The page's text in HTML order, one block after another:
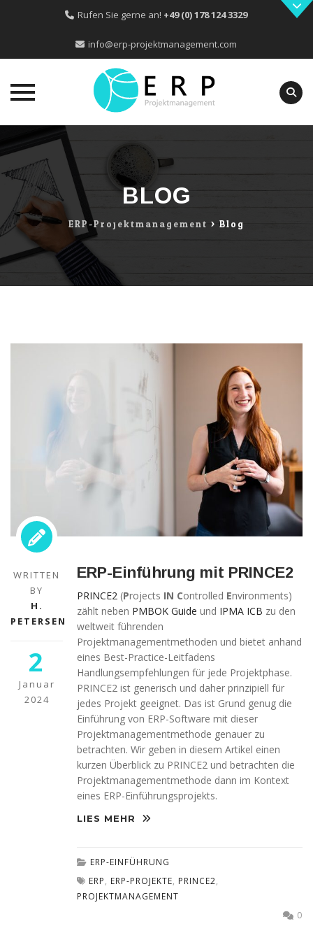
Rufen Sie gerne an! +49 (0) 178 124 3329
info@erp-projektmanagement.com
to
content
BLOG
ERP-Projektmanagement > Blog
WRITTEN
BY
H.
PETERSEN
2
Januar
2024
ERP-Einführung mit PRINCE2
PRINCE2 (Projects IN Controlled Environments)
zählt neben PMBOK Guide und IPMA ICB zu den
weltweit führenden
Projektmanagementmethoden und bietet anhand
eines Best-Practice-Leitfadens
Handlungsempfehlungen für jede Projektphase.
PRINCE2 ist generisch und daher prinzipiell für
jedes Projekt geeignet. Das ist Grund genug die
Einführung von ERP-Software mit dieser
Projektmanagementmethode genauer zu
betrachten. Wir geben in diesem Artikel einen
kurzen Überblick zu PRINCE2 und betrachten die
Projektmanagementmethode dann im Kontext
eines ERP-Einführungsprojekts.
LIES MEHR
ERP-EINFÜHRUNG
ERP, ERP-PROJEKTE, PRINCE2,
PROJEKTMANAGEMENT
0
notwendige
optional,
sondern
technisch für
notwendig.
Daher ist hier
keine
Einschränkung
möglich.
Statistiken
Diese Cookies
helfen uns dabei
die Funktionalität
verbessern. Sie
Statistiken und
pseudonymisierte
Kenntnisse über